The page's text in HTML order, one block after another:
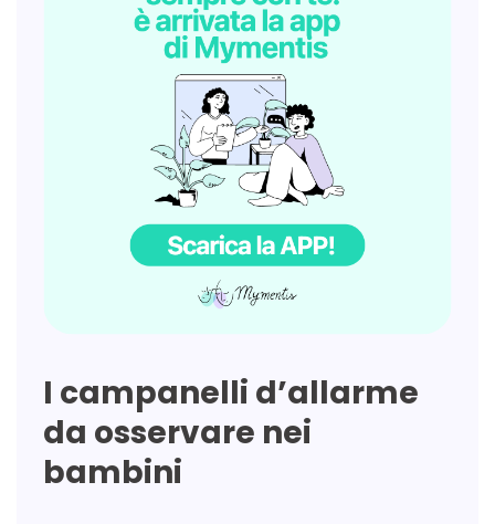
I campanelli d’allarme
da osservare nei
bambini